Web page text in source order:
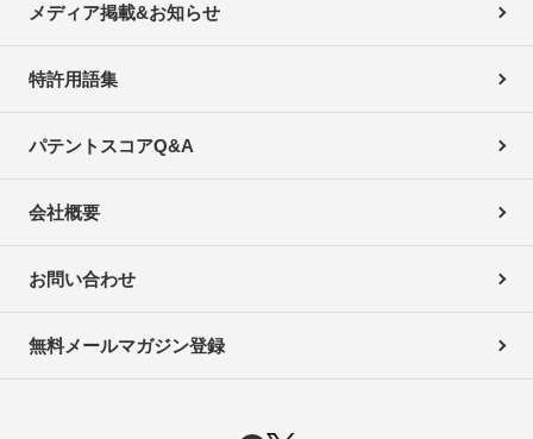
メディア掲載&お知らせ
特許用語集
パテントスコアQ&A
会社概要
お問い合わせ
無料メールマガジン登録